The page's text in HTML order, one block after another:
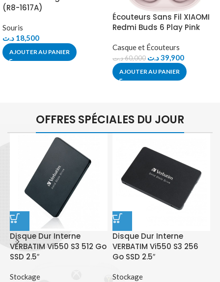
(R8-1617A)
Souris
18,500 د.ت
AJOUTER AU PANIER
Écouteurs Sans Fil XIAOMI
Redmi Buds 6 Play Pink
Casque et Écouteurs
60,000د.ت 39,900د.ت
AJOUTER AU PANIER
OFFRES SPÉCIALES DU JOUR
Disque Dur Interne
VERBATIM Vi550 S3 512 Go
SSD 2.5″
Stockage
Disque Dur Interne
VERBATIM Vi550 S3 256
Go SSD 2.5″
Stockage